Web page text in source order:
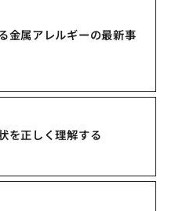
金属アレルギーの最新事
を正しく理解する